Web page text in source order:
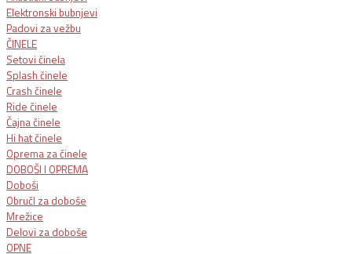
Elektronski bubnjevi
Padovi za vežbu
ČINELE
Setovi činela
Splash činele
Crash činele
Ride činele
Čajna činele
Hi hat činele
Oprema za činele
DOBOŠI I OPREMA
Doboši
ObručI za doboše
Mrežice
Delovi za doboše
OPNE